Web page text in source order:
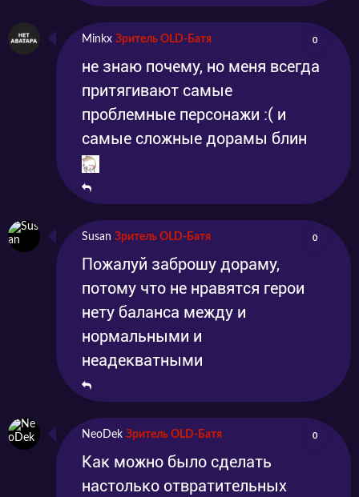
Minkx Зритель OLD-Батя 0
не знаю почему, но меня всегда
притягивают самые
проблемные персонажи :( и
самые сложные дорамы блин
Susan Зритель OLD-Батя 0
Пожалуй заброшу дораму,
потому что не нравятся герои
нету баланса между и
нормальными и
неадекватными
NeoDek Зритель OLD-Батя 0
Как можно было сделать
настолько отвратительных